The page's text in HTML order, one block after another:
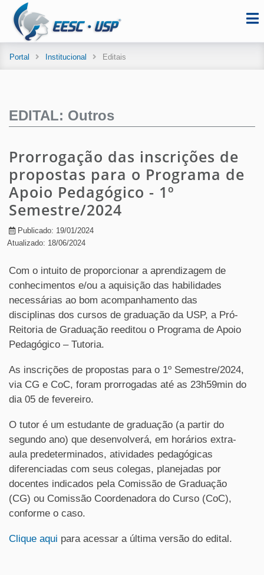
Portal Institucional Editais
EDITAL: Outros
Prorrogação das inscrições de
propostas para o Programa de
Apoio Pedagógico - 1º
Semestre/2024
Publicado: 19/01/2024
Atualizado: 18/06/2024
Com o intuito de proporcionar a aprendizagem de
conhecimentos e/ou a aquisição das habilidades
necessárias ao bom acompanhamento das
disciplinas dos cursos de graduação da USP, a Pró-
Reitoria de Graduação reeditou o Programa de Apoio
Pedagógico – Tutoria.
As inscrições de propostas para o 1º Semestre/2024,
via CG e CoC, foram prorrogadas até as 23h59min do
dia 05 de fevereiro.
O tutor é um estudante de graduação (a partir do
segundo ano) que desenvolverá, em horários extra-
aula predeterminados, atividades pedagógicas
diferenciadas com seus colegas, planejadas por
docentes indicados pela Comissão de Graduação
(CG) ou Comissão Coordenadora do Curso (CoC),
conforme o caso.
Clique aqui para acessar a última versão do edital.